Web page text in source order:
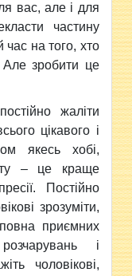
вас, але і для
частину
на того, хто
зробити це
жаліти
цікавого і
якесь хобі,
– це краще
Постійно
зрозуміти,
приємних
і
чоловікові,